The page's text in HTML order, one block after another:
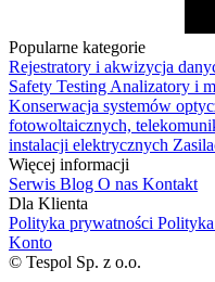
Popularne kategorie
Rejestratory i akwizycja
Safety TestingAnalizatory i
Konserwacja systemów
fotowoltaicznych,
instalacji elektrycznych
Więcej informacji
Serwis Blog O nas Kontakt
Dla Klienta
Polityka prywatności
Konto
© Tespol Sp. z o.o.